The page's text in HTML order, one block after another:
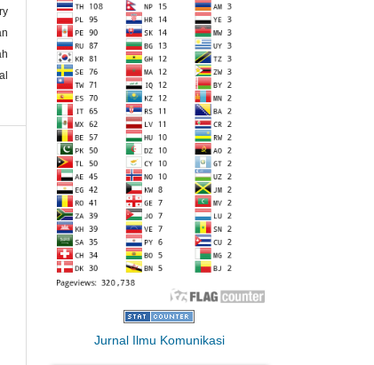
Jurnal Ilmu Komunikasi